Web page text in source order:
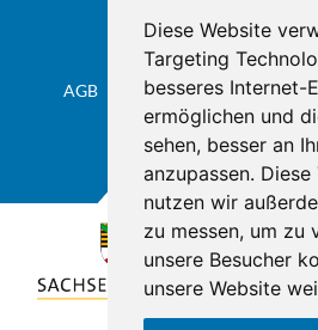
Diese Website
Targeting
besseres Internet-
ermöglichen und
sehen, besser an
anzupassen.
nutzen wir
zu messen, um zu
unsere Besucher
unsere Website
AGB Datenschutz & Impressum